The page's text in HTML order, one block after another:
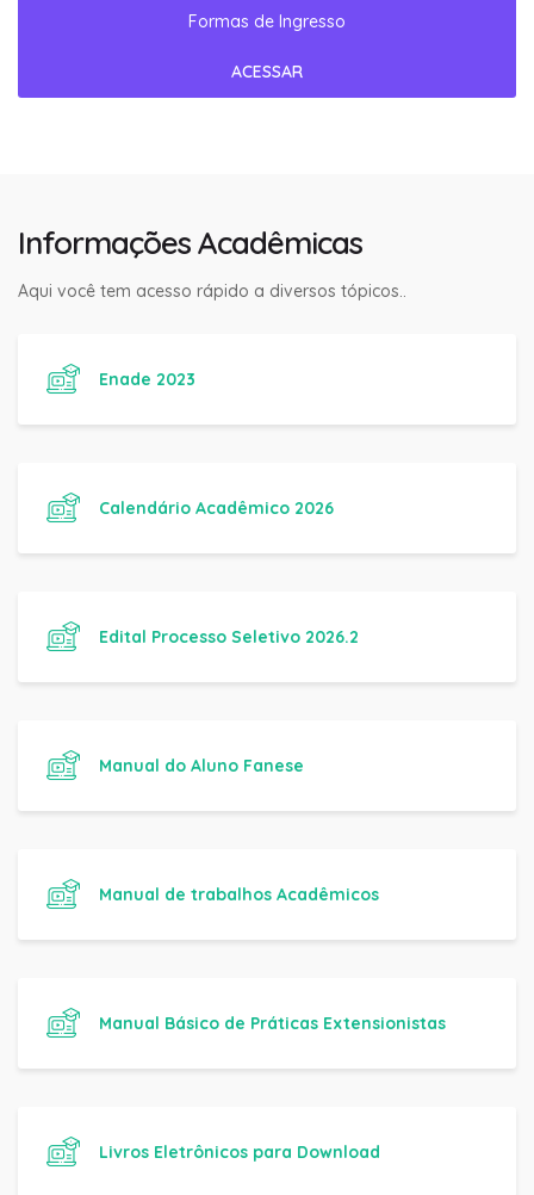
Formas de Ingresso
ACESSAR
Informações Acadêmicas
Aqui você tem acesso rápido a diversos tópicos..
Enade 2023
Calendário Acadêmico 2026
Edital Processo Seletivo 2026.2
Manual do Aluno Fanese
Manual de trabalhos Acadêmicos
Manual Básico de Práticas Extensionistas
Livros Eletrônicos para Download